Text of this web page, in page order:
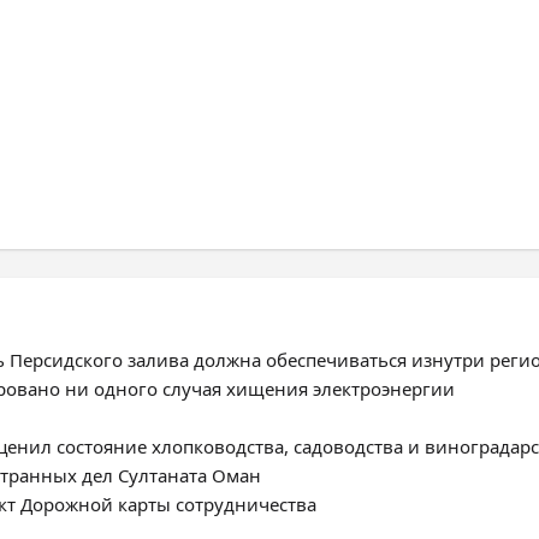
залива должна обеспечиваться изнутри
ни одного случая хищения электроэнергии
состояние хлопководства, садоводства и
дел Султаната Оман
Дорожной карты сотрудничества